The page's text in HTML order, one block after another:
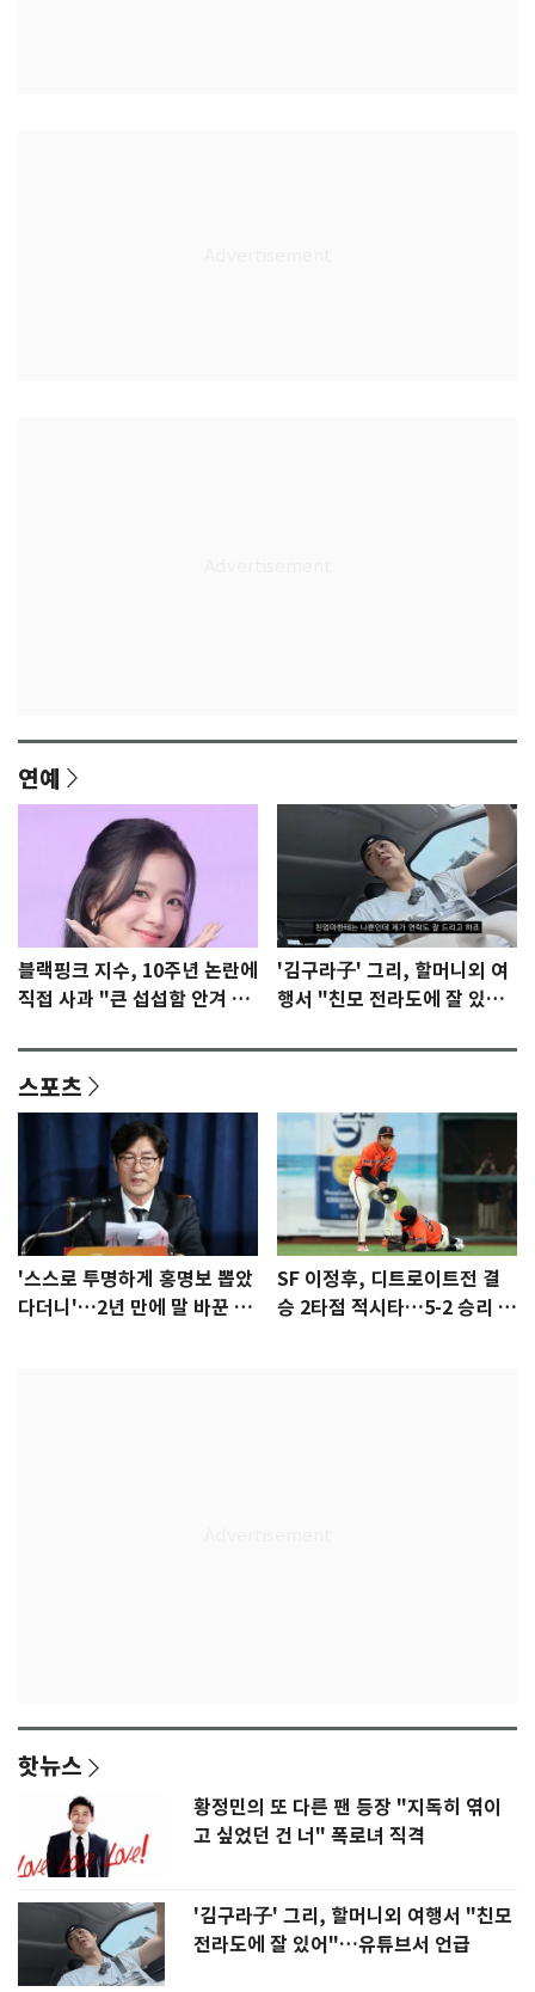
연예
블랙핑크 지수, 10주년 논란에
직접 사과 "큰 섭섭함 안겨 미
'김구라子' 그리, 할머니외 여
행서 "친모 전라도에 잘 있
스포츠
'스스로 투명하게 홍명보 뽑았
다더니'…2년 만에 말 바꾼 이
SF 이정후, 디트로이트전 결
승 2타점 적시타…5-2 승리 견
핫뉴스
황정민의 또 다른 팬 등장 "지독히 엮이
고 싶었던 건 너" 폭로녀 직격
'김구라子' 그리, 할머니외 여행서 "친모
전라도에 잘 있어"…유튜브서 언급